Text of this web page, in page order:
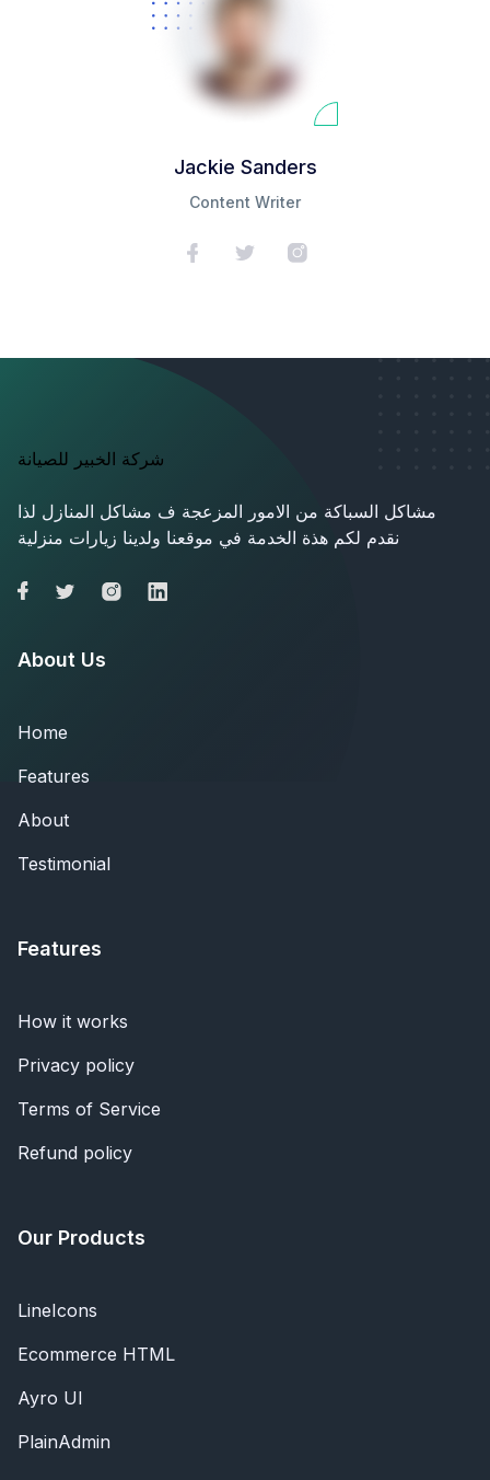
Jackie Sanders
Content Writer
شركة الخبير للصيانة
مشاكل السباكة من الامور المزعجة ف مشاكل المنازل لذا
نقدم لكم هذة الخدمة في موقعنا ولدينا زيارات منزلية
About Us
Home
Features
About
Testimonial
Features
How it works
Privacy policy
Terms of Service
Refund policy
Our Products
LineIcons
Ecommerce HTML
Ayro UI
PlainAdmin